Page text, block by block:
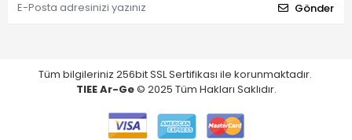
Gönder
Tüm bilgileriniz 256bit SSL Sertifikası ile korunmaktadır.
TIEE Ar-Ge© 2025 Tüm Hakları Saklıdır.